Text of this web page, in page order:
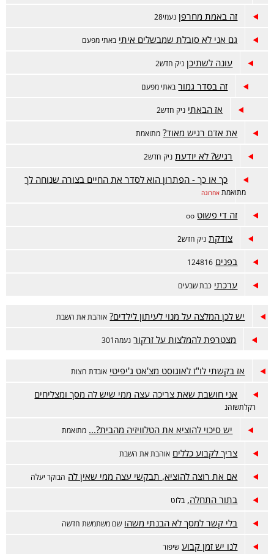
זה באמת מחרפן נעמי28
גם אני לא סובלת שמבשלים איתי באתי מפעם
עונה לשתיכן ניק חדש2
זה בסדר גמור באתי מפעם
אז הבאתי ניק חדש2
את אדם רגיש מאוד? מתואמת
רגיש? לא יודעת ניק חדש2
כך או כך - הפתרון הוא לסדר את החיים בצורה שנוחה לך
מתואמת אחרונה
זה די פשוט oo
צודקת ניק חדש2
בפנים 124816
ערכתי כבת שבעים
יש לכן המלצה על מנוי לעיתון לילדים? אוהבת את השבת
מצטרפת להמלצות על זרקור נעמה301
אז בקשתי לו"ז לאוגוסט מצ'אט ג'יפיטי אובדת חצות
אני חושבת שאת צריכה עצה ממי שיש לה מסך ומצליחים
רקלתשוהנ
יש סיכוי להוציא את הטלוויזיה מהבית?... מתואמת
צריך לקבוע כללים אוהבת את השבת
אם את רוצה להוציא, תבקשי עצה ממי שאין לה הבוקר יעלה
בתור התחלה, בלוט
בלי קשר למסך לא הבנתי משהו שם משתמשת חדשה
לנו יש זמן קבוע שיפור